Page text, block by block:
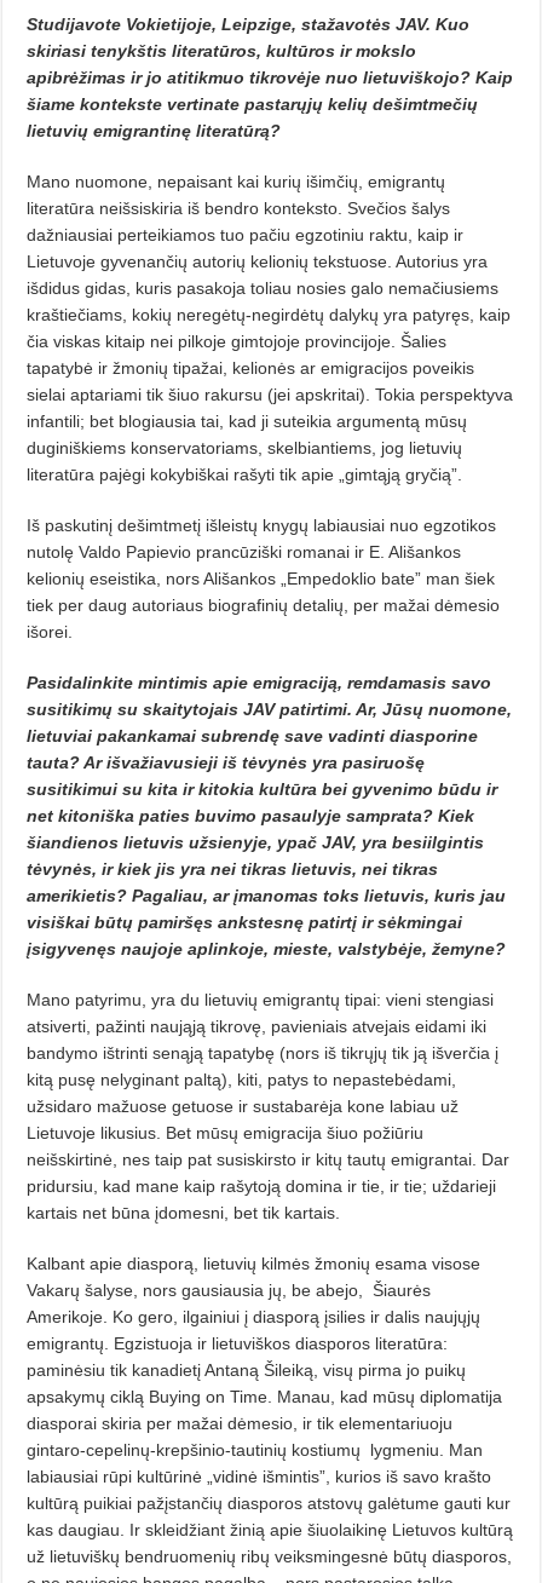
Studijavote Vokietijoje, Leipzige, stažavotės JAV. Kuo
skiriasi tenykštis literatūros, kultūros ir mokslo
apibrėžimas ir jo atitikmuo tikrovėje nuo lietuviškojo? Kaip
šiame kontekste vertinate pastarųjų kelių dešimtmečių
lietuvių emigrantinę literatūrą?
Mano nuomone, nepaisant kai kurių išimčių, emigrantų
literatūra neišsiskiria iš bendro konteksto. Svečios šalys
dažniausiai perteikiamos tuo pačiu egzotiniu raktu, kaip ir
Lietuvoje gyvenančių autorių kelionių tekstuose. Autorius yra
išdidus gidas, kuris pasakoja toliau nosies galo nemačiusiems
kraštiečiams, kokių neregėtų-negirdėtų dalykų yra patyręs, kaip
čia viskas kitaip nei pilkoje gimtojoje provincijoje. Šalies
tapatybė ir žmonių tipažai, kelionės ar emigracijos poveikis
sielai aptariami tik šiuo rakursu (jei apskritai). Tokia perspektyva
infantili; bet blogiausia tai, kad ji suteikia argumentą mūsų
duginiškiems konservatoriams, skelbiantiems, jog lietuvių
literatūra pajėgi kokybiškai rašyti tik apie „gimtąją gryčią”.
Iš paskutinį dešimtmetį išleistų knygų labiausiai nuo egzotikos
nutolę Valdo Papievio prancūziški romanai ir E. Ališankos
kelionių eseistika, nors Ališankos „Empedoklio bate” man šiek
tiek per daug autoriaus biografinių detalių, per mažai dėmesio
išorei.
Pasidalinkite mintimis apie emigraciją, remdamasis savo
susitikimų su skaitytojais JAV patirtimi. Ar, Jūsų nuomone,
lietuviai pakankamai subrendę save vadinti diasporine
tauta? Ar išvažiavusieji iš tėvynės yra pasiruošę
susitikimui su kita ir kitokia kultūra bei gyvenimo būdu ir
net kitoniška paties buvimo pasaulyje samprata? Kiek
šiandienos lietuvis užsienyje, ypač JAV, yra besiilgintis
tėvynės, ir kiek jis yra nei tikras lietuvis, nei tikras
amerikietis? Pagaliau, ar įmanomas toks lietuvis, kuris jau
visiškai būtų pamiršęs ankstesnę patirtį ir sėkmingai
įsigyvenęs naujoje aplinkoje, mieste, valstybėje, žemyne?
Mano patyrimu, yra du lietuvių emigrantų tipai: vieni stengiasi
atsiverti, pažinti naująją tikrovę, pavieniais atvejais eidami iki
bandymo ištrinti senąją tapatybę (nors iš tikrųjų tik ją išverčia į
kitą pusę nelyginant paltą), kiti, patys to nepastebėdami,
užsidaro mažuose getuose ir sustabarėja kone labiau už
Lietuvoje likusius. Bet mūsų emigracija šiuo požiūriu
neišskirtinė, nes taip pat susiskirsto ir kitų tautų emigrantai. Dar
pridursiu, kad mane kaip rašytoją domina ir tie, ir tie; uždarieji
kartais net būna įdomesni, bet tik kartais.
Kalbant apie diasporą, lietuvių kilmės žmonių esama visose
Vakarų šalyse, nors gausiausia jų, be abejo,
Šiaurės
Amerikoje. Ko gero, ilgainiui į diasporą įsilies ir dalis naujųjų
emigrantų. Egzistuoja ir lietuviškos diasporos literatūra:
paminėsiu tik kanadietį Antaną Šileiką, visų pirma jo puikų
apsakymų ciklą Buying on Time. Manau, kad mūsų diplomatija
diasporai skiria per mažai dėmesio, ir tik elementariuoju
gintaro-cepelinų-krepšinio-tautinių kostiumų
lygmeniu. Man
labiausiai rūpi kultūrinė „vidinė išmintis”, kurios iš savo krašto
kultūrą puikiai pažįstančių diasporos atstovų galėtume gauti kur
kas daugiau. Ir skleidžiant žinią apie šiuolaikinę Lietuvos kultūrą
už lietuviškų bendruomenių ribų veiksmingesnė būtų diasporos,